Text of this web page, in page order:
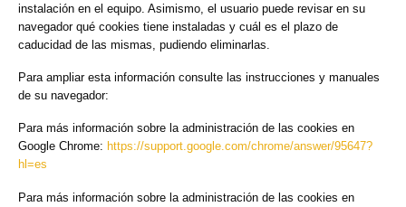
instalación en el equipo. Asimismo, el usuario puede revisar en su
navegador qué cookies tiene instaladas y cuál es el plazo de
caducidad de las mismas, pudiendo eliminarlas.
Para ampliar esta información consulte las instrucciones y manuales
de su navegador:
Para más información sobre la administración de las cookies en
Google Chrome: https://support.google.com/chrome/answer/95647?
hl=es
Para más información sobre la administración de las cookies en